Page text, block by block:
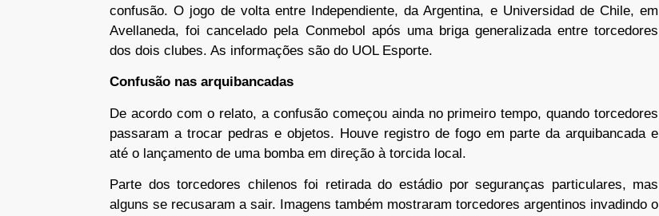
confusão. O jogo de volta entre Independiente, da Argentina, e Universidad de Chile, em
Avellaneda, foi cancelado pela Conmebol após uma briga generalizada entre torcedores
dos dois clubes. As informações são do UOL Esporte.
Confusão nas arquibancadas
De acordo com o relato, a confusão começou ainda no primeiro tempo, quando torcedores
passaram a trocar pedras e objetos. Houve registro de fogo em parte da arquibancada e
até o lançamento de uma bomba em direção à torcida local.
Parte dos torcedores chilenos foi retirada do estádio por seguranças particulares, mas
alguns se recusaram a sair. Imagens também mostraram torcedores argentinos invadindo o